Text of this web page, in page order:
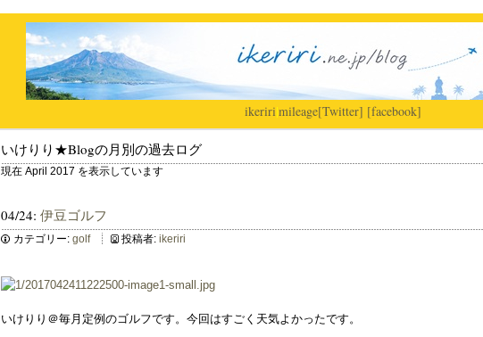
ikeriri|mileage[Twitter] [facebook]
いけりり★Blogの月別の過去ログ
現在 April 2017 を表示しています
04/24: 伊豆ゴルフ
カテゴリー: golf 投稿者: ikeriri
いけりり＠毎月定例のゴルフです。今回はすごく天気よかったです。